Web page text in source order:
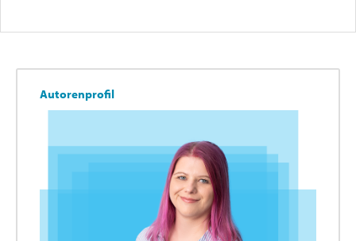
Autorenprofil